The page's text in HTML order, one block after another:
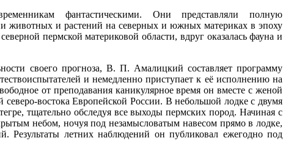
фантастическими. Они представляли полную
животных и растений на северных и южных материках в эпоху
пермской материковой области, вдруг оказалась фауна и
своего прогноза, В. П. Амалицкий составляет программу
и немедленно приступает к её исполнению на
от преподавания каникулярное время он вместе с женой
востока Европейской России. В небольшой лодке с двумя
тщательно обследуя все выходы пермских пород. Начиная с
небом, ночуя под незамысловатым навесом прямо в лодке,
Результаты летних наблюдений он публиковал ежегодно под